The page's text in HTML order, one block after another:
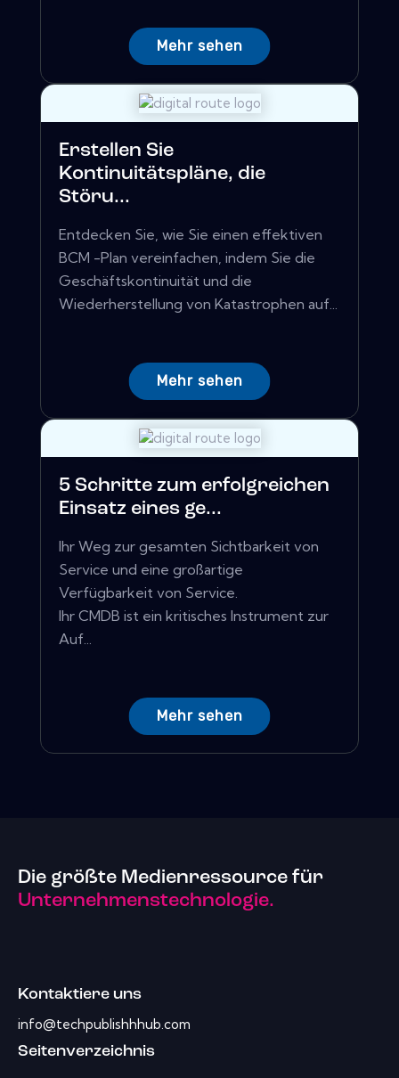
Mehr sehen
Erstellen Sie
Kontinuitätspläne, die
Störu...
Entdecken Sie, wie Sie einen effektiven
BCM -Plan vereinfachen, indem Sie die
Geschäftskontinuität und die
Wiederherstellung von Katastrophen auf...
Mehr sehen
5 Schritte zum erfolgreichen
Einsatz eines ge...
Ihr Weg zur gesamten Sichtbarkeit von
Service und eine großartige
Verfügbarkeit von Service.
Ihr CMDB ist ein kritisches Instrument zur
Auf...
Mehr sehen
Die größte Medienressource für
Unternehmenstechnologie.
Kontaktiere uns
info@techpublishhhub.com
Seitenverzeichnis